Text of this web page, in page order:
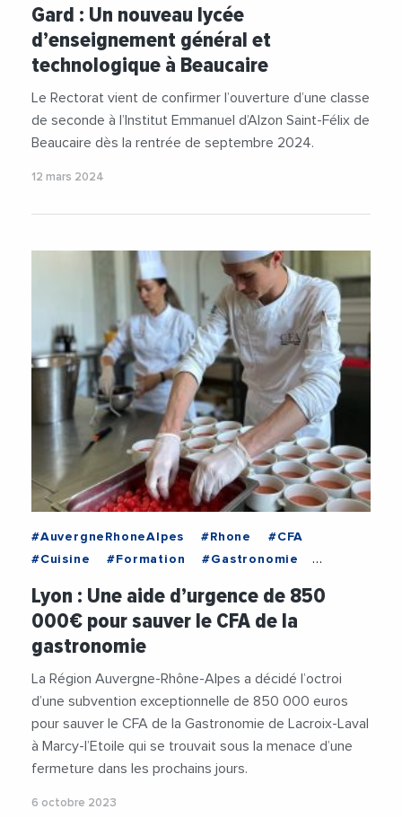
Gard : Un nouveau lycée
d’enseignement général et
technologique à Beaucaire
Le Rectorat vient de confirmer l’ouverture d’une classe
de seconde à l’Institut Emmanuel d’Alzon Saint-Félix de
Beaucaire dès la rentrée de septembre 2024.
12 mars 2024
#AuvergneRhoneAlpes #Rhone
#CFA
#Cuisine
#Formation
#Gastronomie
#RegionAuvergneRhoneAlpes
#Restaurant
Lyon : Une aide d’urgence de 850
000€ pour sauver le CFA de la
gastronomie
La Région Auvergne-Rhône-Alpes a décidé l’octroi
d’une subvention exceptionnelle de 850 000 euros
pour sauver le CFA de la Gastronomie de Lacroix-Laval
à Marcy-l’Etoile qui se trouvait sous la menace d’une
fermeture dans les prochains jours.
6 octobre 2023